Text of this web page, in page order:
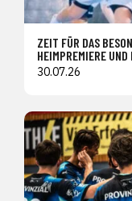
ZEIT FÜR DAS
HEIMPREMIERE UND
30.07.26